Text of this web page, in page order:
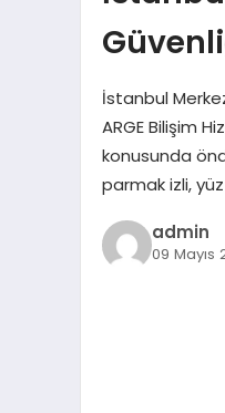
İstanbul
ARGE Bilişim
konusunda
parmak izli,
admin
09 Mayıs